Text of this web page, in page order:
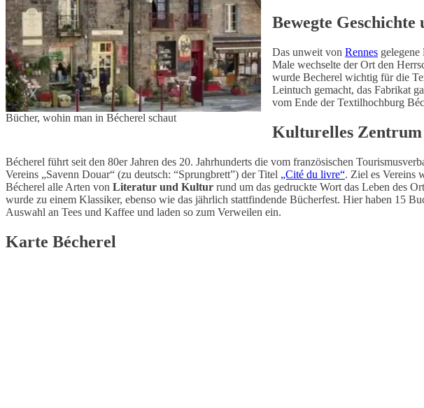
Bücher, wohin man in Bécherel schaut
Bewegte
Das unweit von Rennes
Male wechselte der Ort den
wurde Becherel wichtig für die
Leintuch gemacht, das Fabrikat
vom Ende der Textilhochburg
Kulturelles Zentrum
Bécherel führt seit den 80er Jahren des 20. Jahrhunderts die vom französischen
Vereins „Savenn Douar“ (zu deutsch: “Sprungbrett”) der Titel „Cité du livre“. Ziel es Vereins
Bécherel alle Arten von Literatur und Kultur rund um das gedruckte Wort das Leben des
wurde zu einem Klassiker, ebenso wie das jährlich stattfindende Bücherfest. Hier haben 15
Auswahl an Tees und Kaffee und laden so zum Verweilen ein.
Karte Bécherel